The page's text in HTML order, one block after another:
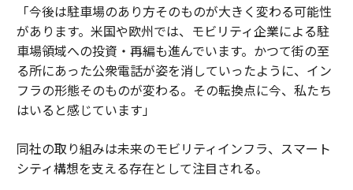
「今後は駐車場のあり方そのものが大きく変わる可能性
があります。米国や欧州では、モビリティ企業による駐
車場領域への投資・再編も進んでいます。かつて街の至
る所にあった公衆電話が姿を消していったように、イン
フラの形態そのものが変わる。その転換点に今、私たち
はいると感じています」
同社の取り組みは未来のモビリティインフラ、スマート
シティ構想を支える存在として注目される。